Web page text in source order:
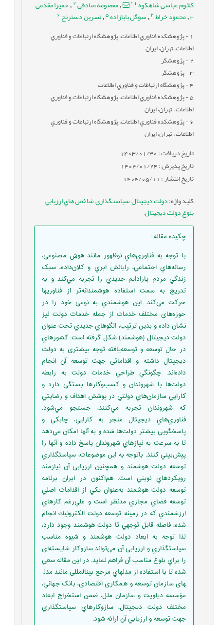
کلثوم عباسی شاهکوه1
*
,معصومه صادقی 2
, حمیرا مقدمی
3
,محمود خراط4
,سوگل بابازاده5
,نسرين دسترنج6
- پژوهشکده فناوري اطلاعات، پژوهشگاه ارتباطات و فناوري
اطلاعات، تهران، ايران
2- پژوهشگر
3- پژوهشگر
4- پژوهشگاه ارتباطات و فناوري اطلاعات
5- پژوهشکده فناوري اطلاعات، پژوهشگاه ارتباطات و فناوري
اطلاعات ، تهران، ايران
6- پژوهشکده فناوري اطلاعات، پژوهشگاه ارتباطات و فناوري
اطلاعات ، تهران، ايران
تاریخ دریافت : 1403/01/30
تاریخ پذیرش : 1404/01/24
تاریخ انتشار : 1404/05/11
کلید واژه:دولت دیجیتال,سياستگذاري,شاخص هاي ارزيابي,
بلوغ دولت دیجیتال,
چکیده مقاله:
با توجه به فناوري‌هاي نوظهور مانند هوش مصنوعي،
رسانه‌هاي اجتماعي، رایانش ابري و کلان‌داده، سبک
زندگي مردم پارادايم جديدي را تجربه مي‌كند و به
تدريج به سمت استفاده‌ هوشمندانه‌تر از فناوري­ها
حرکت مي‌کند. اين هوشمندي به نوعي خود را در
حوزه‌‌های مختلف خدمات از جمله خدمات دولت نيز
نشان داده و بدين ترتيب، الگوهاي جديدي تحت عنوان
دولت ديجيتال (هوشمند) شكل گرفته است. کشورهاي
در حال توسعه و توسعه‌يافته توجه بيشتری به دولت
دیجیتال داشته و اقداماتی جهت توسعه آن انجام
داده‌اند. چگونگي طراحي خدمات دولت به رابطه
دولت‌ها با شهروندان و کسب‌وکارها بستگي دارد و
کارايي سازمان‌هاي دولتي در پوشش اهداف و رضايتي
که شهروندان تجربه مي‌کنند، جستجو مي‌شود.
فناوري‌هاي ديجيتال منجر به کارايي، چابکي و
پاسخگويي بيشتر دولت‌ها شده و به آنها امکان مي‌دهد
تا به سرعت به نيازهاي شهروندان پاسخ داده و آنها را
پيش‌بيني کنند. باتوجه به اين موضوعات، سياستگذاري
توسعه دولت هوشمند و همچنين ارزيابي آن نيازمند
رويكردهاي نويني است. هم‌ا‌كنون در ايران برنامه
توسعه دولت هوشمند به‌عنوان يكي از اقدامات اصلي
توسعه فضاي مجازي مدنظر است و علي‌رغم كارهاي
ارزشمندي كه در زمينه توسعه دولت الكترونيك انجام
شده، فاصله قابل توجهي تا دولت هوشمند وجود دارد،
لذا توجه به ابعاد دولت هوشمند و شيوه مناسب
سياستگذاري و ارزيابي آن مي‌تواند سازوكار شایسته‌ای
را براي بلوغ مناسب آن فراهم نمايد. در اين مقاله سعي
شده تا با استفاده از مدل­هاي مرجع بین­المللی مانند مدل­
های سازمان توسعه و همکاری اقتصادی، بانک جهاني،
مؤسسه دیلويت و سازمان ملل، ضمن استخراج ابعاد
مختلف دولت ديجيتال، سازوكارهاي سياستگذاري
جهت توسعه و ارزيابي آن ارائه شود.